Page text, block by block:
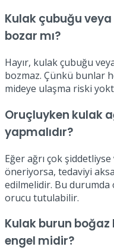
Kulak çubuğu
bozar mı?
Hayır, kulak çubuğu
bozmaz. Çünkü bunlar
mideye ulaşma riski
Oruçluyken kulak
yapmalıdır?
Eğer ağrı çok
öneriyorsa, tedaviyi
edilmelidir. Bu
orucu tutulabilir.
Kulak burun
engel midir?